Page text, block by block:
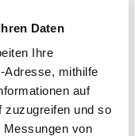
Daten
Ihre
Adresse, mithilfe
auf
zuzugreifen und so
Messungen von